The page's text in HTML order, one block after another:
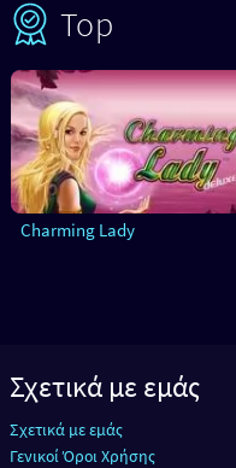
Top
Charming Lady
Σχετικά με εμάς
Σχετικά με εμάς
Γενικοί Όροι Χρήσης